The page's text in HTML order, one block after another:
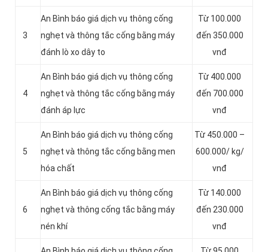
3
An Bình báo giá dịch vụ thông cống
nghẹt và thông tắc cống bằng máy
đánh lò xo dây to
Từ 100.000
đến 350.000
vnđ
4
An Bình báo giá dịch vụ thông cống
nghẹt và thông tắc cống bằng máy
đánh áp lực
Từ 400.000
đến 700.000
vnđ
5
An Bình báo giá dịch vụ thông cống
nghẹt và thông tắc cống bằng men
hóa chất
Từ 450.000 –
600.000/ kg/
vnđ
6
An Bình báo giá dịch vụ thông cống
nghẹt và thông cống tắc bằng máy
nén khí
Từ 140.000
đến 230.000
vnđ